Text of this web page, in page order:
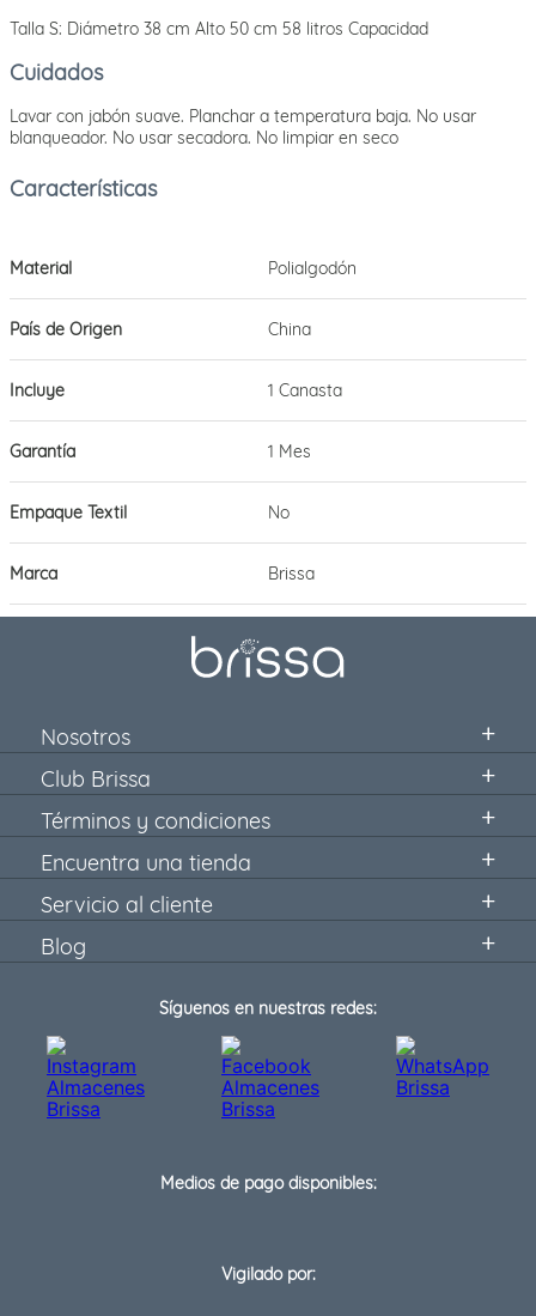
Talla S: Diámetro 38 cm Alto 50 cm 58 litros Capacidad
Cuidados
Lavar con jabón suave. Planchar a temperatura baja. No usar
blanqueador. No usar secadora. No limpiar en seco
Material Polialgodón
País de Origen China
Incluye 1 Canasta
Garantía 1 Mes
Empaque Textil No
Marca Brissa
Nosotros
Club Brissa
Términos y condiciones
Encuentra una tienda
Servicio al cliente
Blog
Síguenos en nuestras redes:
Medios de pago disponibles:
Vigilado por: